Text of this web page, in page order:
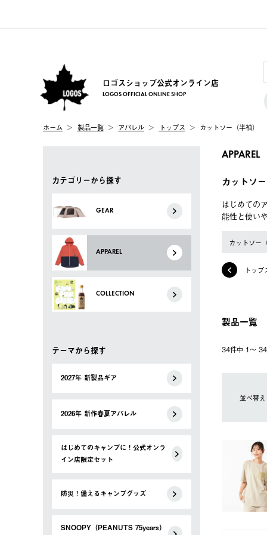
ロゴスショップ公式オンライン店
LOGOS OFFICIAL ONLINE SHOP
ホーム 製品一覧 アパレル トップス カットソー（半袖）
カテゴリーから探す
GEAR
APPAREL
COLLECTION
テーマから探す
2027年 新製品ギア
2026年 新作春夏アパレル
はじめてのキャンプに！公式オンラ
イン店限定セット
防災！備えるキャンプグッズ
SNOOPY（PEANUTS 75years）
APPAREL
カットソ
はじめての
能性と使い
カットソー
トッ
製品一覧
34件中 1〜
並べ替え